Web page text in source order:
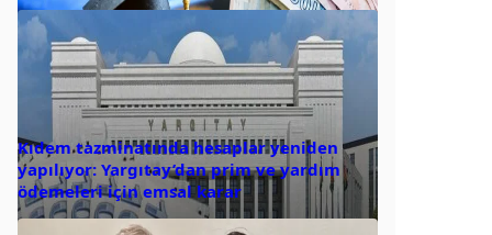
Kıdem tazminatında hesaplar yeniden
yapılıyor: Yargıtay’dan prim ve yardım
ödemeleri için emsal karar